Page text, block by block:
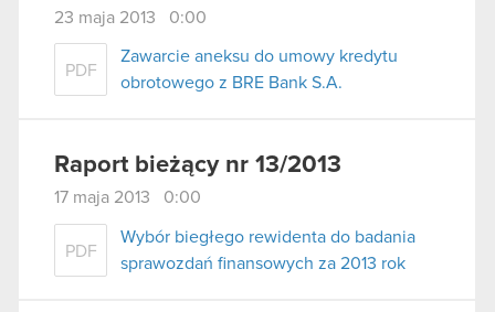
23 maja 2013 0:00
PDF
Zawarcie aneksu do umowy kredytu
obrotowego z BRE Bank S.A.
Raport bieżący nr 13/2013
17 maja 2013 0:00
PDF
Wybór biegłego rewidenta do badania
sprawozdań finansowych za 2013 rok